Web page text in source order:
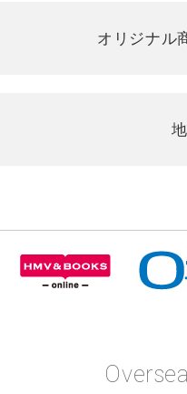
オリジナル